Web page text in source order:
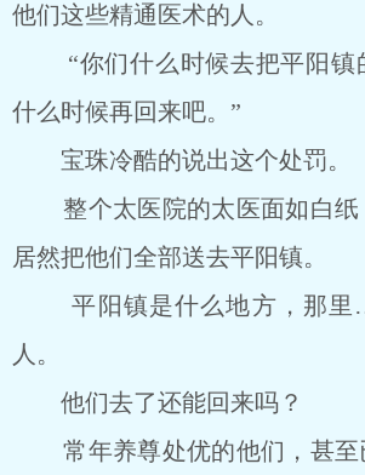
他们这些精通医术的人。
“你们什么时候去把平阳镇
什么时候再回来吧。”
宝珠冷酷的说出这个处罚。
整个太医院的太医面如白纸
居然把他们全部送去平阳镇。
平阳镇是什么地方，那里
人。
他们去了还能回来吗？
常年养尊处优的他们，甚至